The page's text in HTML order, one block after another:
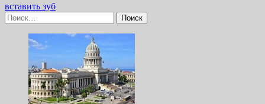
настойка
вставить зуб
Найти: